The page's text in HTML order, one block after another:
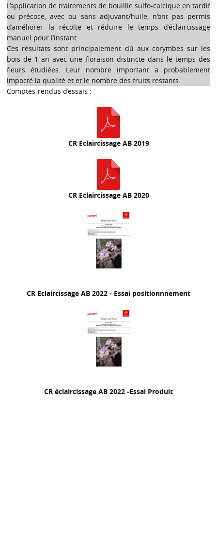
L’application de traitements de bouillie sulfo-calcique en tardif
ou précoce, avec ou sans adjuvant/huile, n’ont pas permis
d’améliorer la récolte et réduire le temps d’éclaircissage
manuel pour l’instant.
Ces résultats sont principalement dû aux corymbes sur les
bois de 1 an avec une floraison distincte dans le temps des
fleurs étudiées. Leur nombre important a probablement
impacté la qualité et et le nombre des fruits restants.
Comptes-rendus d’essais :
CR Eclaircissage AB 2019
CR Eclaircissage AB 2020
CR Eclaircissage AB 2022 - Essai positionnnement
CR éclaircissage AB 2022 -Essai Produit